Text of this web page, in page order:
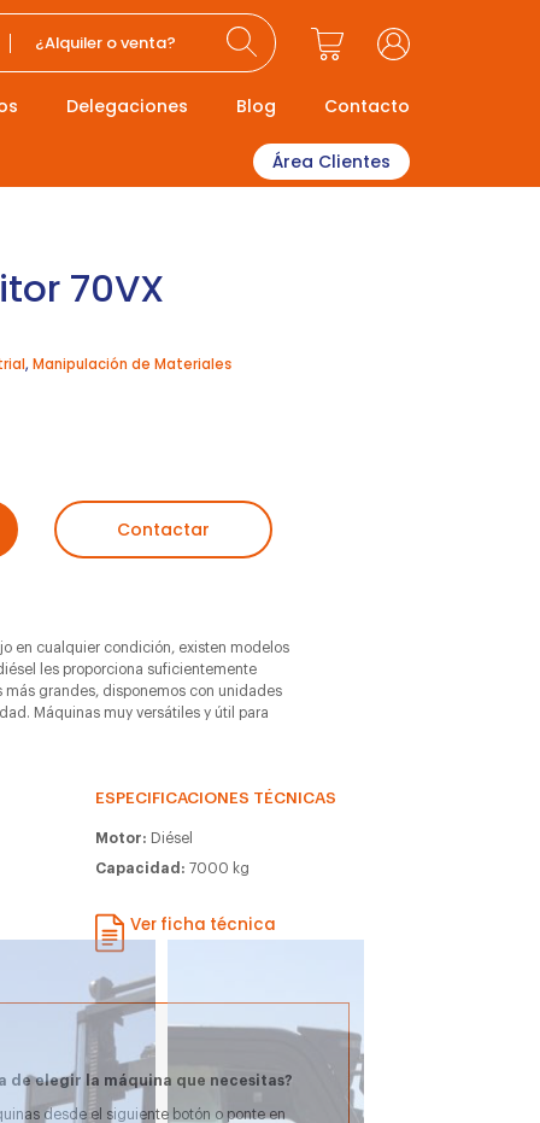
¿Alquiler o venta?
Delegaciones Blog Contacto
Área Clientes
70VX
,Manipulación de Materiales
Contactar
en cualquier condición, existen modelos
les proporciona suficientemente
más grandes, disponemos con unidades
Máquinas muy versátiles y útil para
ESPECIFICACIONES TÉCNICAS
Motor: Diésel
Capacidad: 7000 kg
Ver ficha técnica
de elegir la máquina que necesitas?
desde el siguiente botón o ponte en